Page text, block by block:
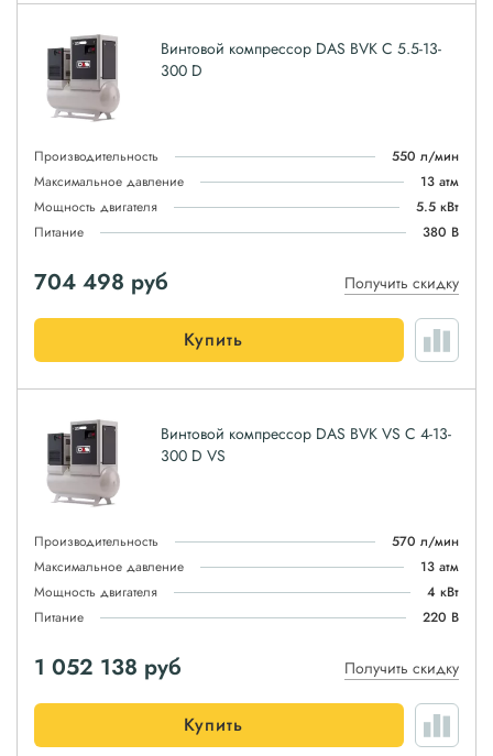
Винтовой компрессор DAS BVK C 5.5-13-
300 D
Производительность
550 л/мин
Максимальное давление
13 атм
Мощность двигателя
5.5 кВт
Питание
380 В
704 498 руб Получить скидку
Купить
Винтовой компрессор DAS BVK VS C 4-13-
300 D VS
Производительность
570 л/мин
Максимальное давление
13 атм
Мощность двигателя
4 кВт
Питание
220 В
1 052 138 руб Получить скидку
Купить